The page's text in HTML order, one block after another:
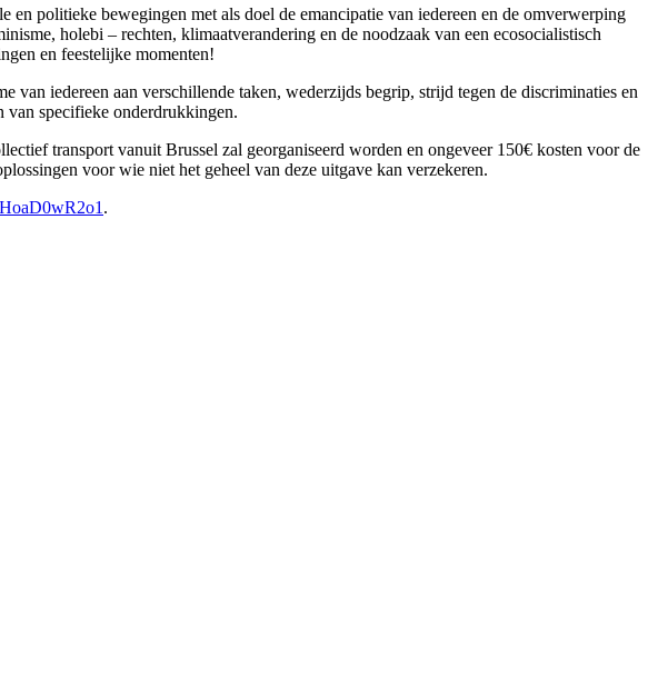
politieke bewegingen met als doel de emancipatie van iedereen en de omverwerping
holebi – rechten, klimaatverandering en de noodzaak van een ecosocialistisch
en feestelijke momenten!
van iedereen aan verschillende taken, wederzijds begrip, strijd tegen de discriminaties en
van specifieke onderdrukkingen.
transport vanuit Brussel zal georganiseerd worden en ongeveer 150€ kosten voor de
voor wie niet het geheel van deze uitgave kan verzekeren.
.